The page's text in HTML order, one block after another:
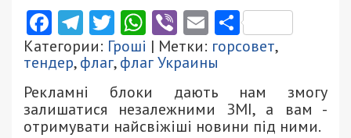
Facebook
Telegram
Twitter
WhatsApp
ViberEmail
Категории: Гроші | Метки: горсовет,
тендер,флаг,флаг Украины
Рекламні блоки дають нам змогу
залишатися незалежними ЗМІ, а вам -
отримувати найсвіжіші новини під ними.